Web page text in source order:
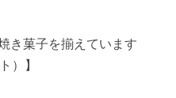
き菓子を揃えています
）】